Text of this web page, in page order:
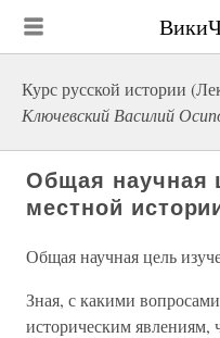
Курс русской истории
Ключевский Василий
Общая научная
местной
Общая научная цель
Зная, с какими
историческим явлениям,